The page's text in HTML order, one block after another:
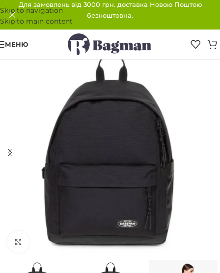
Skip to navigation
Skip to main content
Для замовлень від 3000 грн. доставка Новою Поштою
безкоштовна.
МЕНЮ
Клацніть, щоб збільшити